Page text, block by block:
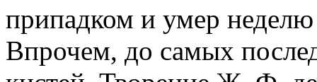
припадком и умер
Впрочем, до самых